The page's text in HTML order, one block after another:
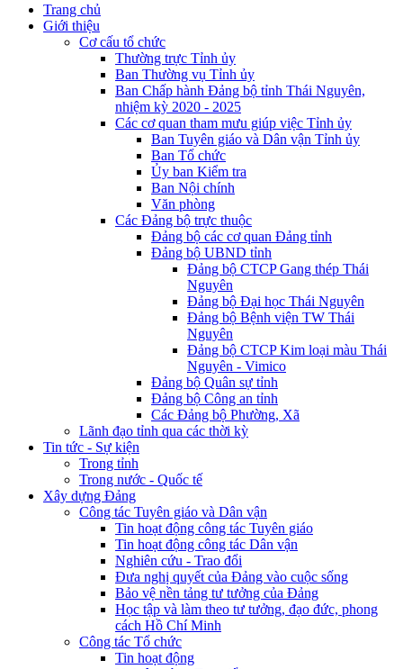
Trang chủ
Giới thiệu
Cơ cấu tổ chức
Thường trực Tỉnh ủy
Ban Thường vụ Tỉnh ủy
Ban Chấp hành Đảng bộ tỉnh Thái Nguyên,
nhiệm kỳ 2020 - 2025
Các cơ quan tham mưu giúp việc Tỉnh ủy
Ban Tuyên giáo và Dân vận Tỉnh ủy
Ban Tổ chức
Ủy ban Kiểm tra
Ban Nội chính
Văn phòng
Các Đảng bộ trực thuộc
Đảng bộ các cơ quan Đảng tỉnh
Đảng bộ UBND tỉnh
Đảng bộ CTCP Gang thép Thái
Nguyên
Đảng bộ Đại học Thái Nguyên
Đảng bộ Bệnh viện TW Thái
Nguyên
Đảng bộ CTCP Kim loại màu Thái
Nguyên - Vimico
Đảng bộ Quân sự tỉnh
Đảng bộ Công an tỉnh
Các Đảng bộ Phường, Xã
Lãnh đạo tỉnh qua các thời kỳ
Tin tức - Sự kiện
Trong tỉnh
Trong nước - Quốc tế
Xây dựng Đảng
Công tác Tuyên giáo và Dân vận
Tin hoạt động công tác Tuyên giáo
Tin hoạt động công tác Dân vận
Nghiên cứu - Trao đổi
Đưa nghị quyết của Đảng vào cuộc sống
Bảo vệ nền tảng tư tưởng của Đảng
Học tập và làm theo tư tưởng, đạo đức, phong
cách Hồ Chí Minh
Công tác Tổ chức
Tin hoạt động